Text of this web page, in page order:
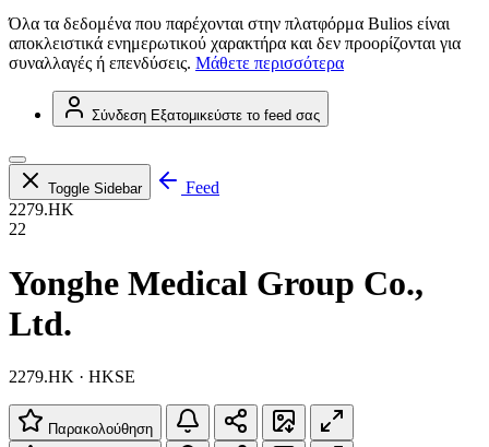
Όλα τα δεδομένα που παρέχονται στην πλατφόρμα Bulios είναι
αποκλειστικά ενημερωτικού χαρακτήρα και δεν προορίζονται για
συναλλαγές ή επενδύσεις. Μάθετε περισσότερα
Σύνδεση Εξατομικεύστε το feed σας
Toggle Sidebar
Feed
2279.HK
22
Yonghe Medical Group Co.,
Ltd.
2279.HK · HKSE
Παρακολούθηση